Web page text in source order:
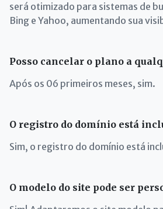
será otimizado para sistemas de
Bing e Yahoo, aumentando sua
Posso cancelar o plano a
Após os 06 primeiros meses, sim.
O registro do domínio está
Sim, o registro do domínio está
O modelo do site pode ser